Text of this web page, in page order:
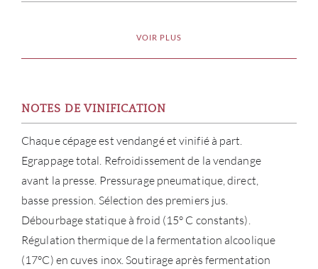
VOIR PLUS
NOTES DE VINIFICATION
Chaque cépage est vendangé et vinifié à part.
Egrappage total. Refroidissement de la vendange
avant la presse. Pressurage pneumatique, direct,
basse pression. Sélection des premiers jus.
Débourbage statique à froid (15° C constants).
Régulation thermique de la fermentation alcoolique
(17°C) en cuves inox. Soutirage après fermentation